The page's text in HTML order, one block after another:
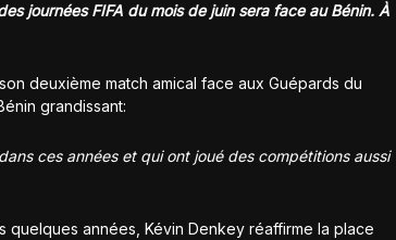
journées FIFA du mois de juin sera face au Bénin. À
deuxième match amical face aux Guépards du
grandissant:
ces années et qui ont joué des compétitions aussi
années, Kévin Denkey réaffirme la place